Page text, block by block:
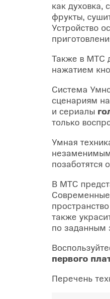
как духовка,
фрукты,
Устройство
Также в МТС
нажатием
Система
сценариям
и сериалы
только
Умная
позаботятся
В МТС
также
по заданным
первого
Перечень